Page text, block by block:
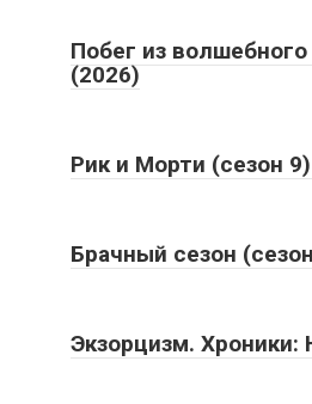
Побег из
(2026)
Рик и Морти (сезон
Брачный сезон
Экзорцизм. Хроники: